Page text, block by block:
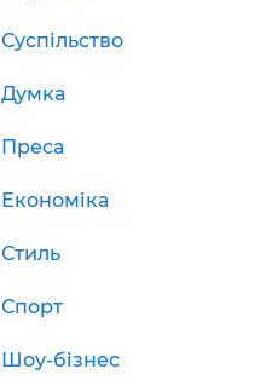
Суспільство
Думка
Преса
Економіка
Стиль
Спорт
Шоу-бізнес